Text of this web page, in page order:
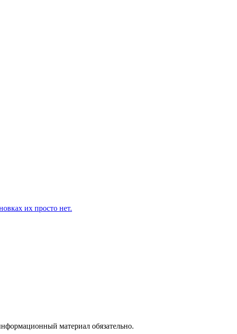
их просто нет.
материал обязательно.